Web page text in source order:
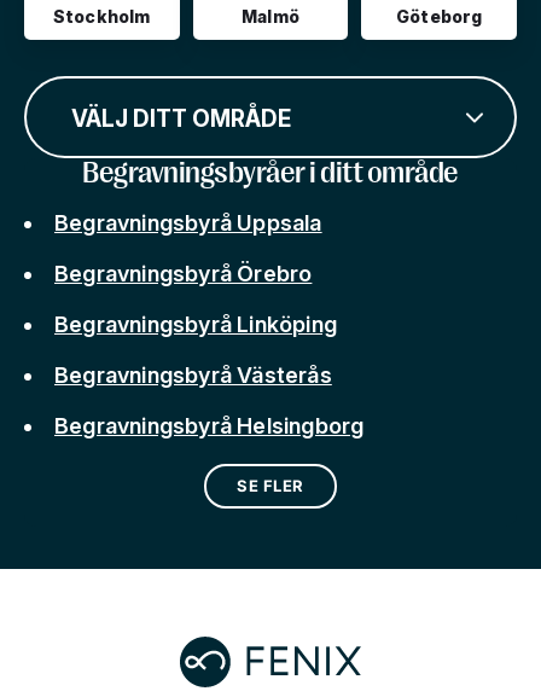
Stockholm Malmö Göteborg
VÄLJ DITT OMRÅDE
Begravningsbyråer i ditt område
Begravningsbyrå Uppsala
Begravningsbyrå Örebro
Begravningsbyrå Linköping
Begravningsbyrå Västerås
Begravningsbyrå Helsingborg
SE FLER